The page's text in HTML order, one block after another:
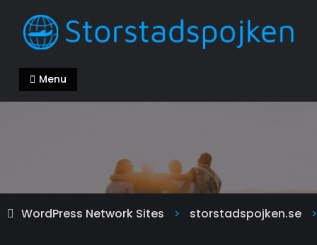
content
storstadspojken.se
Alla kan ha en bra livsstil
Menu
WordPress Network Sites > storstadspojken.se >